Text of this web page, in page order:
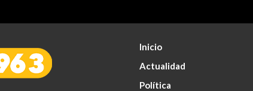
Inicio
Actualidad
Política